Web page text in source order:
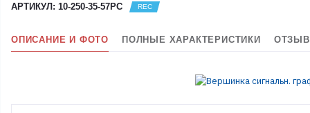
АРТИКУЛ: 10-250-35-57PC
ОПИСАНИЕ И ФОТО ПОЛНЫЕ ХАРАКТЕРИСТИКИ